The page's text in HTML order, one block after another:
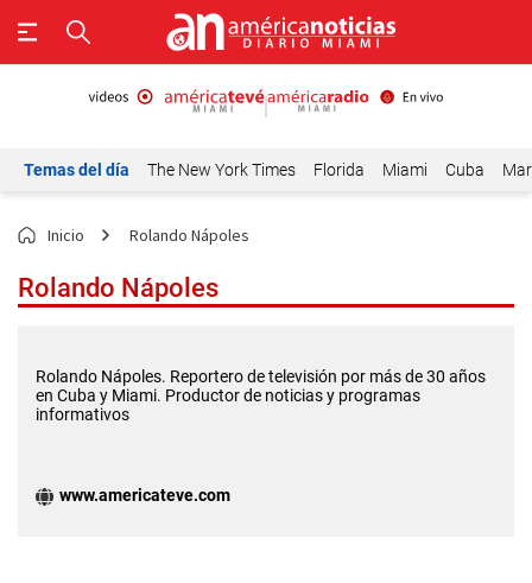
Temas del día The New York Times Florida Miami Cuba
Inicio Rolando Nápoles
Rolando Nápoles
Rolando Nápoles. Reportero de televisión por más de 30 años
en Cuba y Miami. Productor de noticias y programas
informativos
www.americateve.com